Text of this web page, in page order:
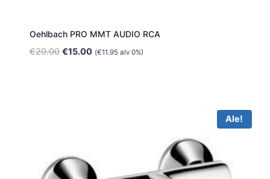
Oehlbach PRO MMT AUDIO RCA
€20.00 Alkuperäinen
€15.00Nykyinen
(€11.95alv 0%)
Ale!